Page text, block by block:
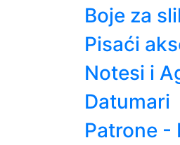
Boje za
Pisaći
Notesi i
Datumari
Patrone -